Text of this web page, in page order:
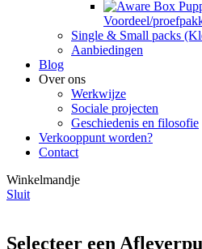
Voordeel/
Single & Small packs
Aanbiedingen
Blog
Over ons
Werkwijze
Sociale projecten
Geschiedenis en filosofie
Verkooppunt worden?
Contact
Winkelmandje
Sluit
Selecteer een